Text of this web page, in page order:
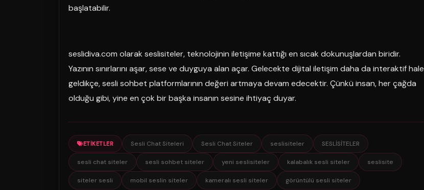
başlatabilir.
seslidiva.com olarak seslisiteler, teknolojinin iletişime kattığı en sıcak dokunuşlardan biridir.
Yazının sınırlarını aşar, sese ve duyguya alan açar. Gelecekte dijital iletişim daha da interaktif hale
geldikçe, sesli sohbet platformlarının değeri artmaya devam edecektir. Çünkü insan, her çağda
olduğu gibi, yine en çok bir başka insanın sesine ihtiyaç duyar.
ETIKETLER Sesli Chat Siteleri Sesli Chat Siteler seslisiteler SESLİSİTELER
sesli chat siteler sesli sohbet siteler yeni seslisiteler kalabalık sesli siteler seslisite
siteler sesli mobil seslin siteler kameralı sesli siteler görüntülü sesli siteler